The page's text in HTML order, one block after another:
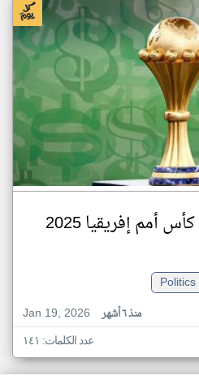
أمم إفريقيا 2025
Politics
Jan 19, 2026
منذ ٦ أشهر
عدد الكلمات: ١٤١